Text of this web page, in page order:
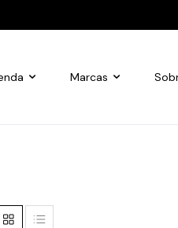
Marcas